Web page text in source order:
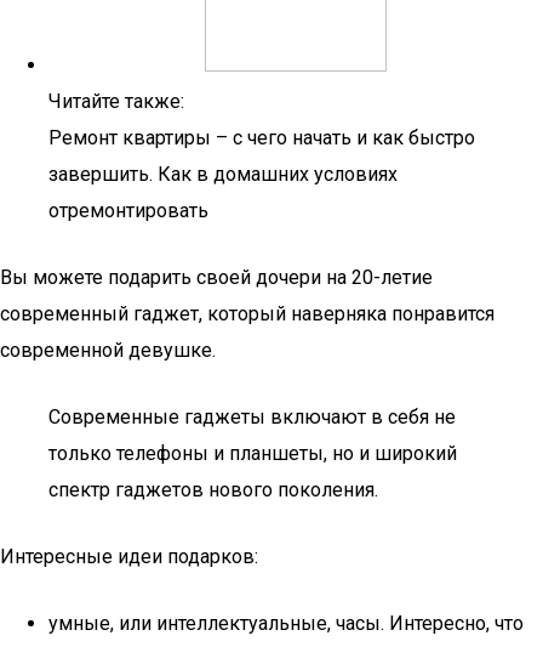
Читайте также:
Ремонт квартиры – с чего начать и как быстро
завершить. Как в домашних условиях
отремонтировать
Вы можете подарить своей дочери на 20-летие
современный гаджет, который наверняка понравится
современной девушке.
Современные гаджеты включают в себя не
только телефоны и планшеты, но и широкий
спектр гаджетов нового поколения.
Интересные идеи подарков:
умные, или интеллектуальные, часы. Интересно, что